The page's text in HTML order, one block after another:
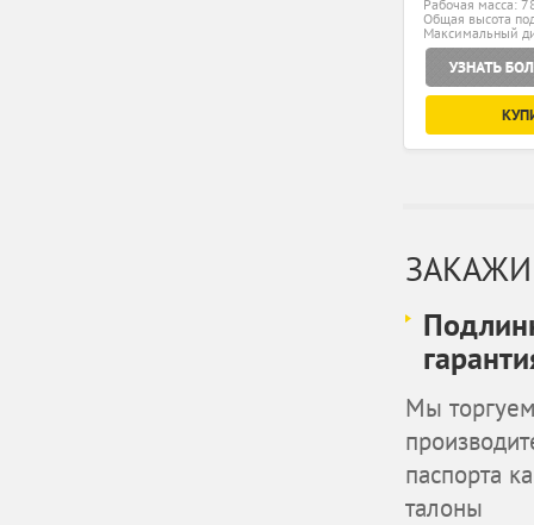
Рабочая масса:
Общая высота
Максимальный
Мы
паспорта
талоны